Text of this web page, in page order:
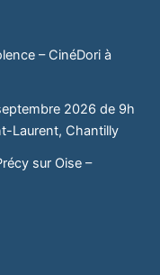
– CinéDori à
2026 de 9h
Laurent, Chantilly
sur Oise –